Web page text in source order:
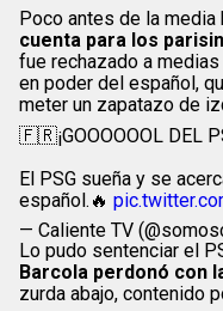
Poco antes de la media
cuenta para los
fue rechazado a
en poder del español,
meter un zapatazo de
🇫🇷¡GOOOOOOL DEL
El PSG sueña y se
español.🔥
— Caliente TV
Lo pudo sentenciar el
Barcola perdonó con
zurda abajo, contenido